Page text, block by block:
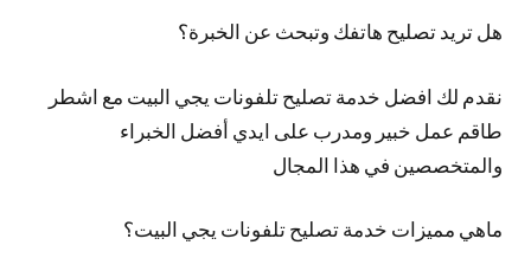
هل تريد تصليح هاتفك وتبحث عن الخبرة؟
نقدم لك افضل خدمة تصليح تلفونات يجي البيت مع اشطر
طاقم عمل خبير ومدرب على ايدي أفضل الخبراء
والمتخصصين في هذا المجال
ماهي مميزات خدمة تصليح تلفونات يجي البيت؟